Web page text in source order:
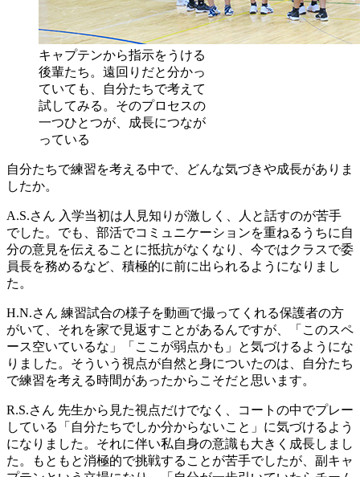
キャプテンから指示をうける
後輩たち。遠回りだと分かっ
ていても、自分たちで考えて
試してみる。そのプロセスの
一つひとつが、成長につなが
っている
自分たちで練習を考える中で、どんな気づきや成長がありま
したか。
A.S.さん 入学当初は人見知りが激しく、人と話すのが苦手
でした。でも、部活でコミュニケーションを重ねるうちに自
分の意見を伝えることに抵抗がなくなり、今ではクラスで委
員長を務めるなど、積極的に前に出られるようになりまし
た。
H.N.さん 練習試合の様子を動画で撮ってくれる保護者の方
がいて、それを家で見返すことがあるんですが、「このスペ
ース空いているな」「ここが弱点かも」と気づけるようにな
りました。そういう視点が自然と身についたのは、自分たち
で練習を考える時間があったからこそだと思います。
R.S.さん 先生から見た視点だけでなく、コートの中でプレー
している「自分たちでしか分からないこと」に気づけるよう
になりました。それに伴い私自身の意識も大きく成長しまし
た。もともと消極的で挑戦することが苦手でしたが、副キャ